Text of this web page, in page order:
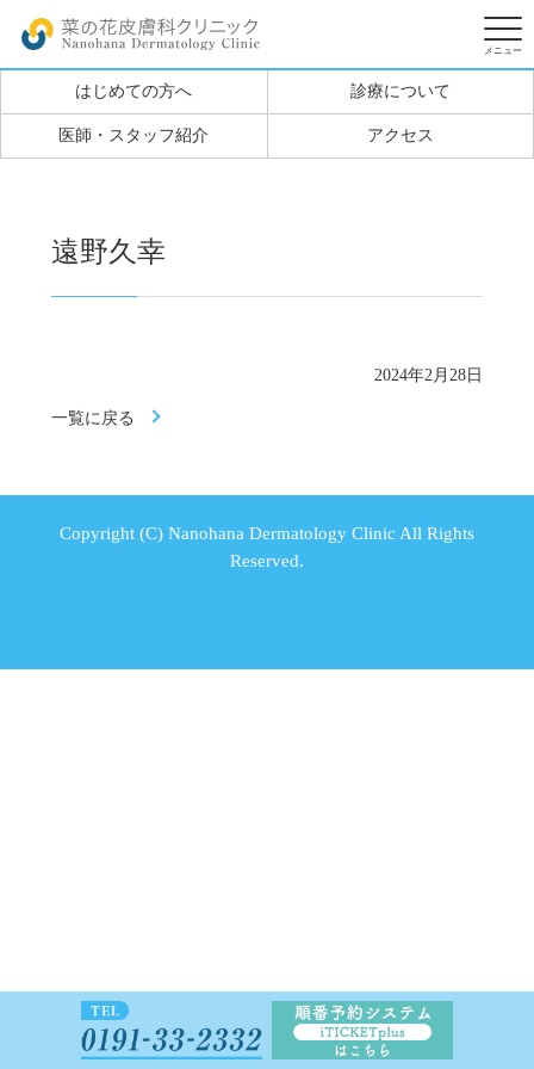
はじめての方へ 診療について
医師・スタッフ紹介 アクセス
遠野久幸
2024年2月28日
一覧に戻る
Copyright (C) Nanohana Dermatology Clinic All Rights
Reserved.